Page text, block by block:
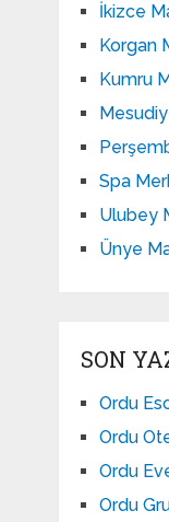
İkizce
Korgan
Kumru
Spa
Ulubey
Ünye
SON
Ordu
Ordu
Ordu
Ordu